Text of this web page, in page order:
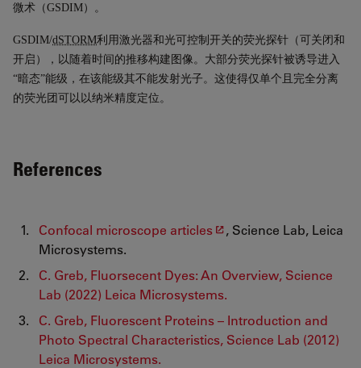
微术（GSDIM）。
GSDIM/dSTORM利用激光器和光可控制开关的荧光探针（可关闭和
开启），以随着时间的推移构建图像。大部分荧光探针被诱导进入
“暗态”能级，在该能级其不能发射光子。这使得仅单个且完全分离
的荧光团可以以纳米精度定位。
References
Confocal microscope articles
, Science Lab, Leica
Microsystems.
C. Greb, Fluorsecent Dyes: An Overview, Science
Lab (2022) Leica Microsystems.
C. Greb, Fluorescent Proteins – Introduction and
Photo Spectral Characteristics, Science Lab (2012)
Leica Microsystems.